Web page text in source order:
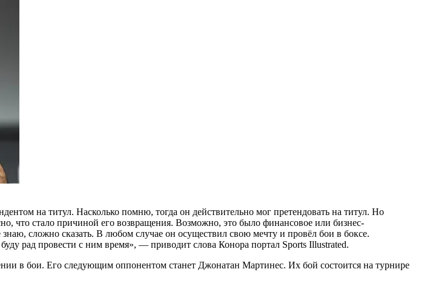
на титул. Насколько помню, тогда он действительно мог претендовать на титул. Но
что стало причиной его возвращения. Возможно, это было финансовое или бизнес-
сложно сказать. В любом случае он осуществил свою мечту и провёл бои в боксе.
рад провести с ним время», — приводит слова Конора портал Sports Illustrated.
в бои. Его следующим оппонентом станет Джонатан Мартинес. Их бой состоится на турнире